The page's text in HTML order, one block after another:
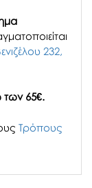
232,
65€.
Τρόπους